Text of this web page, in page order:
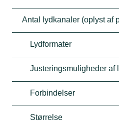
Antal lydkanaler (oplyst af
Lydformater
Justeringsmuligheder af
Forbindelser
Størrelse